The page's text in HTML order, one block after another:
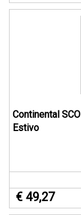
Continental
Estivo
€ 49,27